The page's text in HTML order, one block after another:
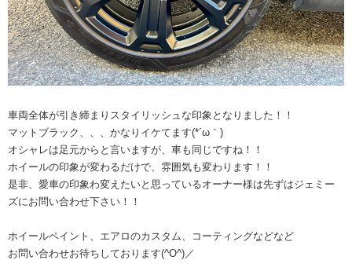
車両全体が引き締まりスタイリッシュな印象となりました！！
マットブラック、、、かなりイケてます(*´ω｀)
オシャレは足元からと言いますが、車も同じですね！！
ホイールの印象が変わるだけで、雰囲気も変わります！！
是非、愛車の印象わ変えたいと思っているオーナー様は先ずはジェミー
ズにお問い合わせ下さい！！
ホイールペイント、エアロのカスタム、コーティングなどなど
お問い合わせお待ちしております(^O^)／